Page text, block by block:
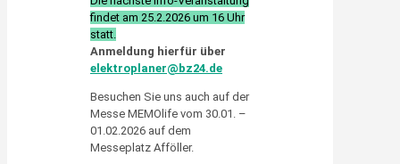
findet am 25.2.2026 um 16 Uhr
statt.
Anmeldung hierfür über
elektroplaner@bz24.de
Besuchen Sie uns auch auf der
Messe MEMOlife vom 30.01. –
01.02.2026 auf dem
Messeplatz Afföller.